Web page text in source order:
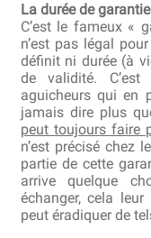
La durée de
C’est le fameux «
n’est pas légal
définit ni durée (à
de validité.
aguicheurs qui en
jamais dire plus
peut toujours faire
n’est précisé chez
partie de cette
arrive quelque
échanger, cela leur
peut éradiquer de